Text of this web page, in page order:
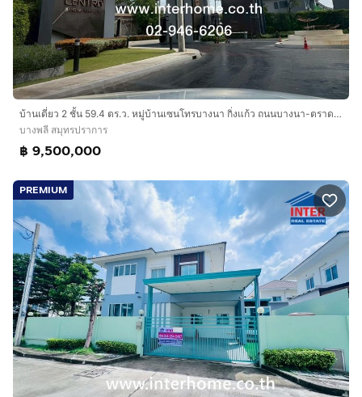
บ้านเดี่ยว 2 ชั้น 59.4 ตร.ว. หมู่บ้านเซนโทรบางนา กิ่งแก้ว ถนนบางนา-ตราด ถนนกิ่งแก้ว บางพลี สมุทรปราการ
บางพลี สมุทรปราการ
฿ 9,500,000
PREMIUM